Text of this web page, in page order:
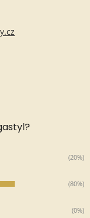
(20%)
(80%)
(0%)